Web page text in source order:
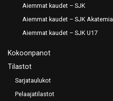
Aiemmat kaudet – SJK
Aiemmat kaudet – SJK Akatemia
Aiemmat kaudet – SJK U17
Kokoonpanot
Tilastot
Sarjataulukot
Pelaajatilastot